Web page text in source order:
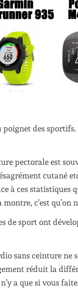
des
pectorale est
cutané
à ces statistiques
c’est qu’on
de sport ont
sans ceinture ne
réduit la
a que si vous